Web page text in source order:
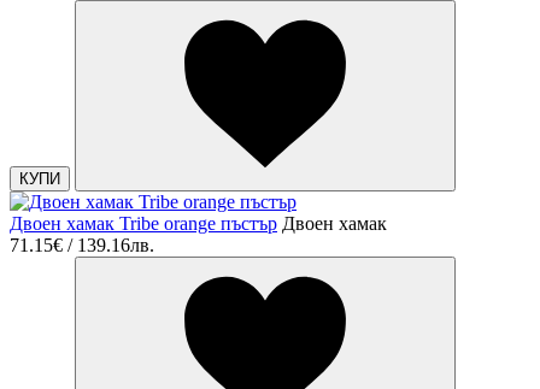
КУПИ
Двоен хамак Tribe orange пъстър Двоен хамак
71.15€ / 139.16лв.